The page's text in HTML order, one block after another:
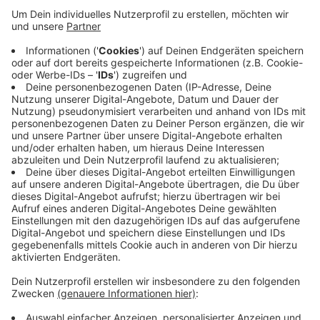
Bett - Kindertal hilft schnell und unbürokratisch.
Mit der Eintrittskarte für zehn Euro wird konkrete
Hilfe geleistet. Jeder Cent aus dem Konzert geht
an Familien in Wuppertal. Zudem ist das
Benefizfestival für die Bands der erste Auftritt
seit Monaten. Sie wurden von einer Jury aus
unserer Aktion "Radio statt Bühne" ausgewählt. In
den vergangenen Monaten haben wir über hundert
Bands und Künstler:innen im Radio vorgestellt.
Veröffentlicht:Dienstag, 17.08.2021 06:45
Anzeige